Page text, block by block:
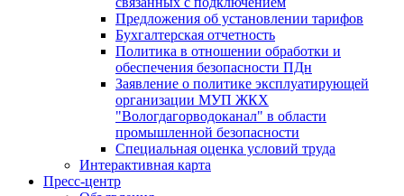
Предложения об установлении тарифов
Бухгалтерская отчетность
Политика в отношении обработки и
обеспечения безопасности ПДн
Заявление о политике эксплуатирующей
организации МУП ЖКХ
"Вологдагорводоканал" в области
промышленной безопасности
Специальная оценка условий труда
Интерактивная карта
Пресс-центр